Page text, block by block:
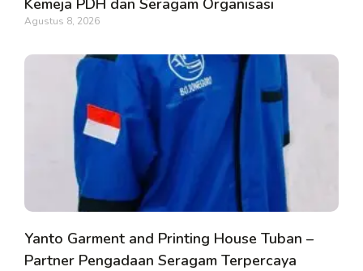
Agustus 8, 2026
Yanto Garment and Printing House Tuban –
Partner Pengadaan Seragam Terpercaya